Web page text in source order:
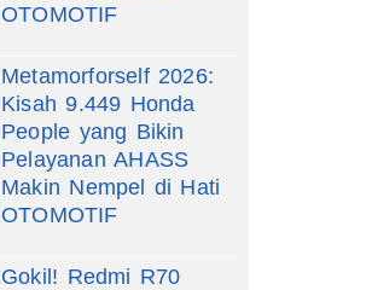
OTOMOTIF
Metamorforself 2026:
Kisah 9.449 Honda
People yang Bikin
Pelayanan AHASS
Makin Nempel di Hati
OTOMOTIF
Gokil! Redmi R70